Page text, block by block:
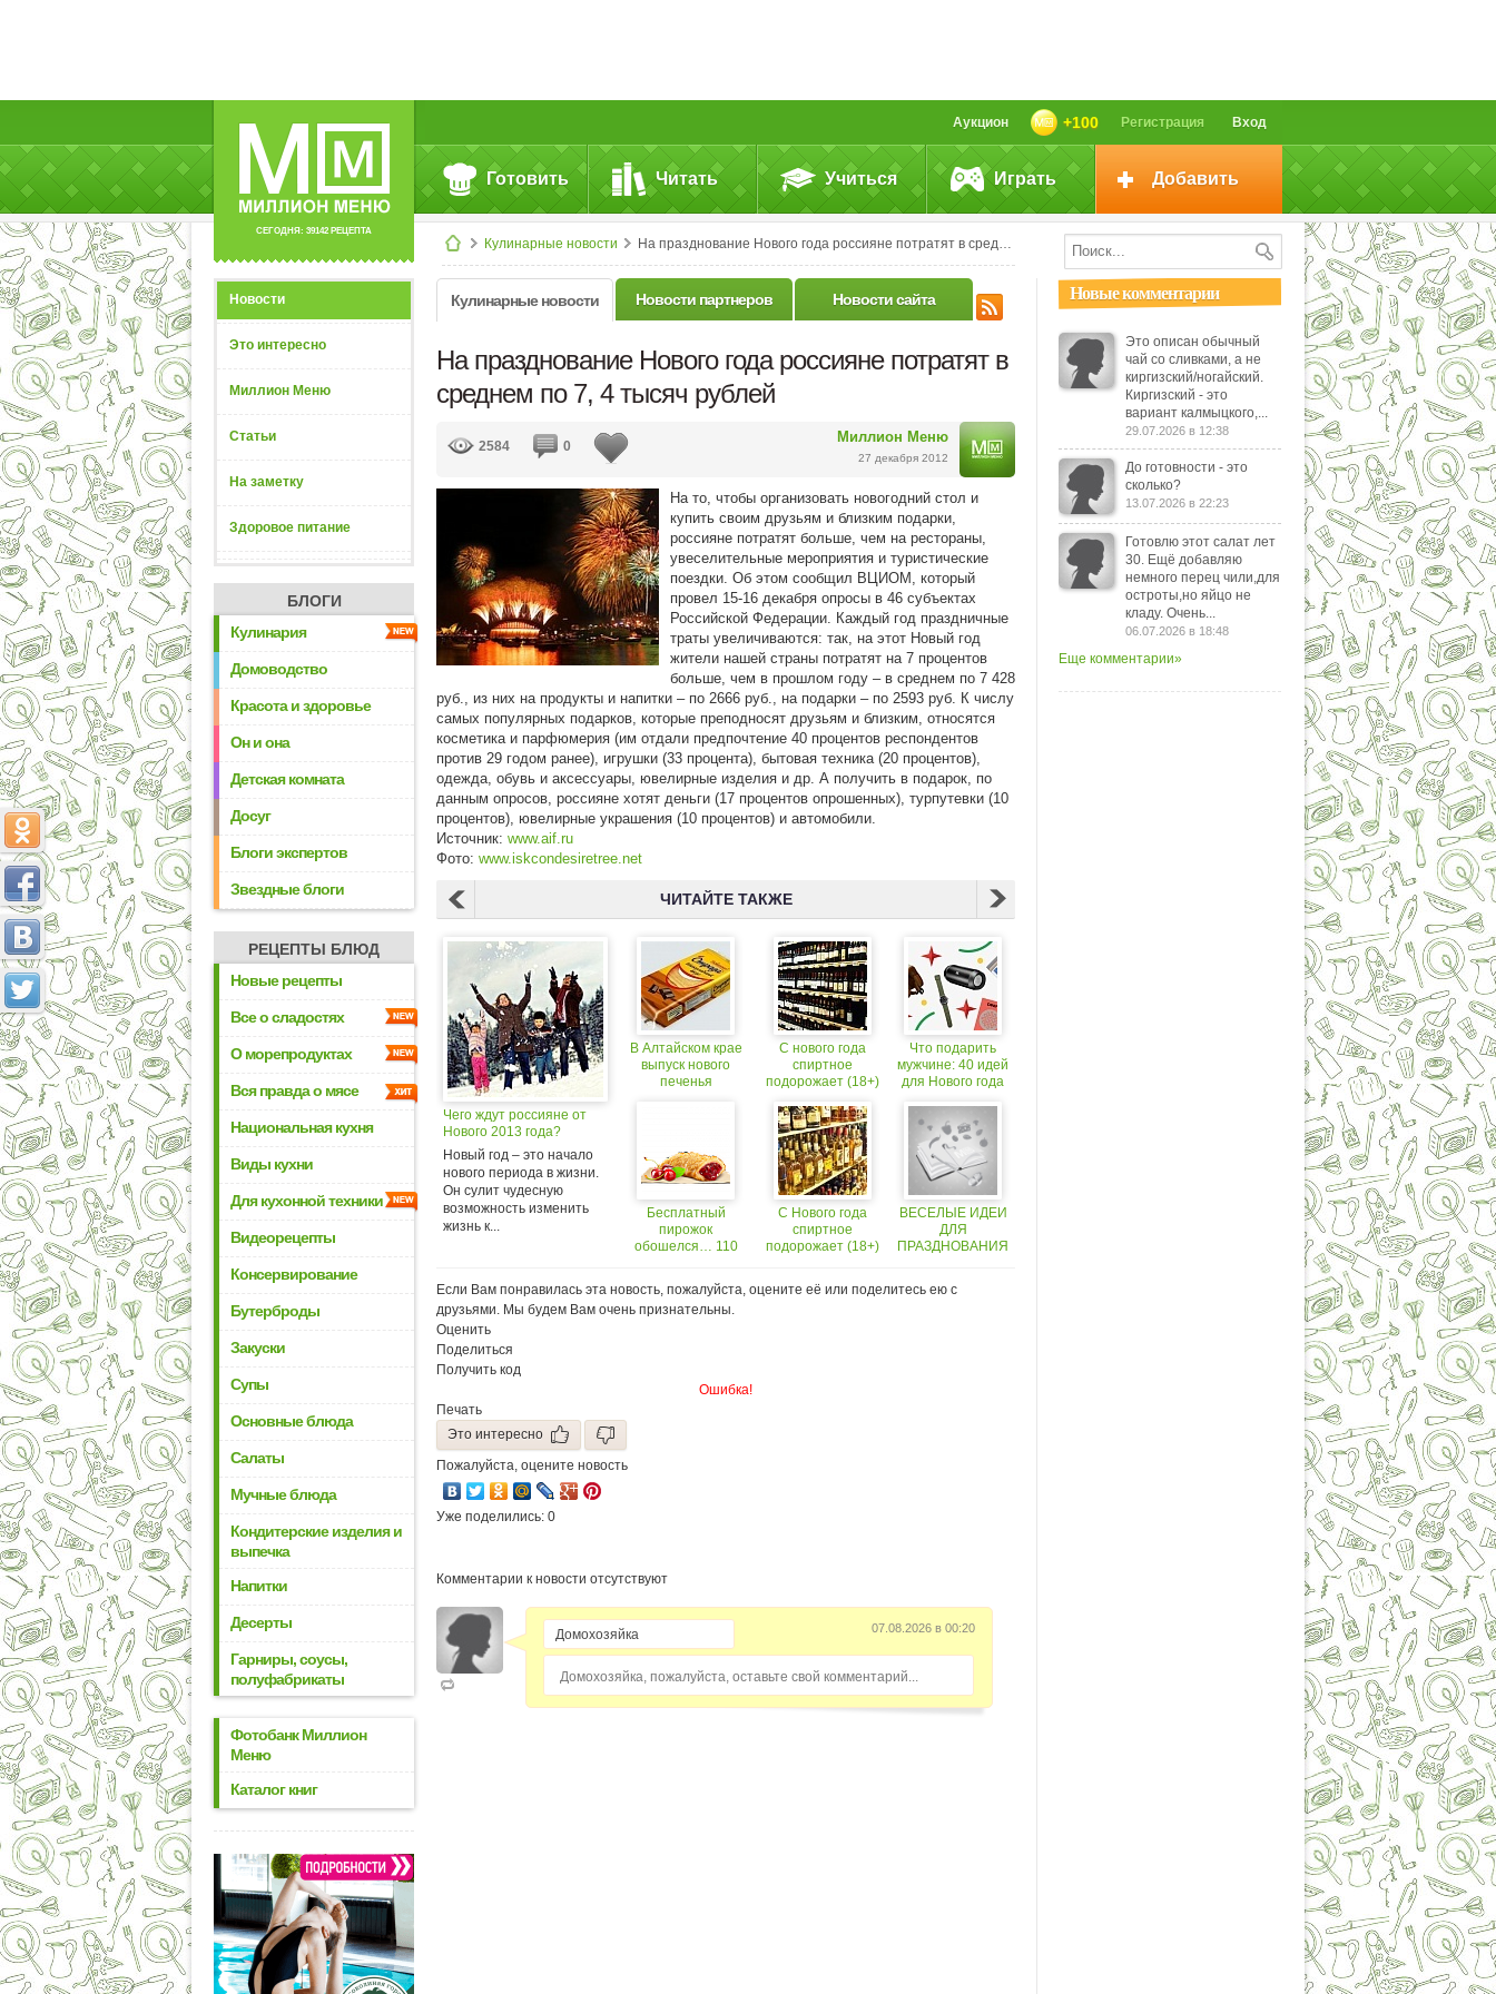
СЕГОДНЯ: 39142 РЕЦЕПТА
Вход
Регистрация
+100
Аукцион
Готовить Читать Учиться Играть Добавить
Кулинарные новости На празднование Нового года россияне потратят в среднем по 7, 4 тысяч рублей
Новости
Это интересно
Миллион Меню
Статьи
На заметку
Здоровое питание
БЛОГИ
Кулинария
Домоводство
Красота и здоровье
Он и она
Детская комната
Досуг
Блоги экспертов
Звездные блоги
РЕЦЕПТЫ БЛЮД
Новые рецепты
Все о сладостях
О морепродуктах
Вся правда о мясе
Национальная кухня
Виды кухни
Для кухонной техники
Видеорецепты
Консервирование
Бутерброды
Закуски
Супы
Основные блюда
Салаты
Мучные блюда
Кондитерские изделия и
выпечка
Напитки
Десерты
Гарниры, соусы,
полуфабрикаты
Фотобанк Миллион
Меню
Каталог книг
Кулинарные новости Новости партнеров Новости сайта
На празднование Нового года россияне потратят в
среднем по 7, 4 тысяч рублей
Миллион Меню
27 декабря 2012
2584 0
На то, чтобы организовать новогодний стол и
купить своим друзьям и близким подарки,
россияне потратят больше, чем на рестораны,
увеселительные мероприятия и туристические
поездки. Об этом сообщил ВЦИОМ, который
провел 15-16 декабря опросы в 46 субъектах
Российской Федерации. Каждый год праздничные
траты увеличиваются: так, на этот Новый год
жители нашей страны потратят на 7 процентов
больше, чем в прошлом году – в среднем по 7 428
руб., из них на продукты и напитки – по 2666 руб., на подарки – по 2593 руб. К числу
самых популярных подарков, которые преподносят друзьям и близким, относятся
косметика и парфюмерия (им отдали предпочтение 40 процентов респондентов
против 29 годом ранее), игрушки (33 процента), бытовая техника (20 процентов),
одежда, обувь и аксессуары, ювелирные изделия и др. А получить в подарок, по
данным опросов, россияне хотят деньги (17 процентов опрошенных), турпутевки (10
процентов), ювелирные украшения (10 процентов) и автомобили.
Источник: www.aif.ru
Фото: www.iskcondesiretree.net
ЧИТАЙТЕ ТАКЖЕ
Чего ждут россияне от
Нового 2013 года?
Новый год – это начало
нового периода в жизни.
Он сулит чудесную
возможность изменить
жизнь к...
В Алтайском крае
выпуск нового
печенья
Бесплатный
пирожок
обошелся… 110
С нового года
спиртное
подорожает (18+)
С Нового года
спиртное
подорожает (18+)
Что подарить
мужчине: 40 идей
для Нового года
ВЕСЕЛЫЕ ИДЕИ
ДЛЯ
ПРАЗДНОВАНИЯ
Если Вам понравилась эта новость, пожалуйста, оцените её или поделитесь ею с
друзьями. Мы будем Вам очень признательны.
Оценить
Поделиться
Получить код
Ошибка!
Печать
Это интересно
Пожалуйста, оцените новость
Уже поделились: 0
Комментарии к новости отсутствуют
07.08.2026 в 00:20
Домохозяйка, пожалуйста, оставьте свой комментарий...
Новые комментарии
Это описан обычный
чай со сливками, а не
киргизский/ногайский.
Киргизский - это
вариант калмыцкого,...
29.07.2026 в 12:38
До готовности - это
сколько?
13.07.2026 в 22:23
Готовлю этот салат лет
30. Ещё добавляю
немного перец чили,для
остроты,но яйцо не
кладу. Очень...
06.07.2026 в 18:48
Еще комментарии»